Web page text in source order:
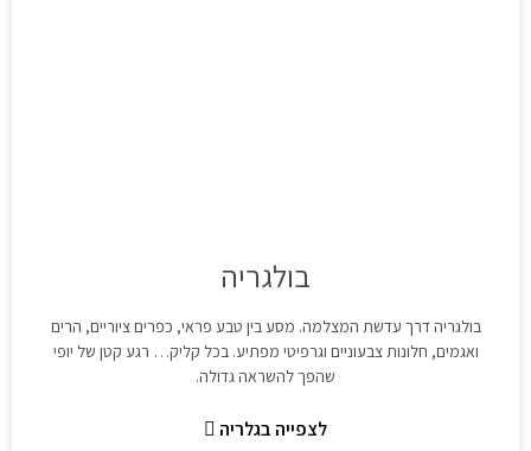
בולגריה
בולגריה דרך עדשת המצלמה. מסע בין טבע פראי, כפרים ציוריים, הרים
ואגמים, חלונות צבעוניים וגרפיטי מפתיע. בכל קליק… רגע קטן של יופי
שהפך להשראה גדולה.
לצפייה בגלריה